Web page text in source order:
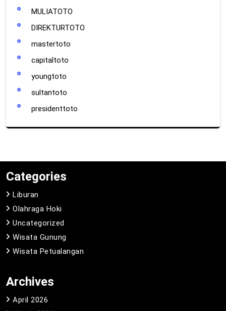
MULIATOTO
DIREKTURTOTO
mastertoto
capitaltoto
youngtoto
sultantoto
presidenttoto
Categories
Liburan
Olahraga Hoki
Uncategorized
Wisata Gunung
Wisata Petualangan
Archives
April 2026